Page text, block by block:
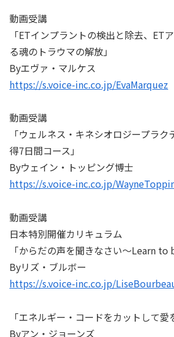
動画受講
「ETインプラントの検出と除去、ET
る魂のトラウマの解放」
Byエヴァ・マルケス
https://s.voice-inc.co.jp/EvaMarquez
動画受講
「ウェルネス・キネシオロジープラ
得7日間コース」
Byウェイン・トッピング博士
https://s.voice-inc.co.jp/
動画受講
日本特別開催カリキュラム
「からだの声を聞きなさい～Learn to
Byリズ・ブルボー
https://s.voice-inc.co.jp/
「エネルギー・コードをカットして愛
Byアン・ジョーンズ